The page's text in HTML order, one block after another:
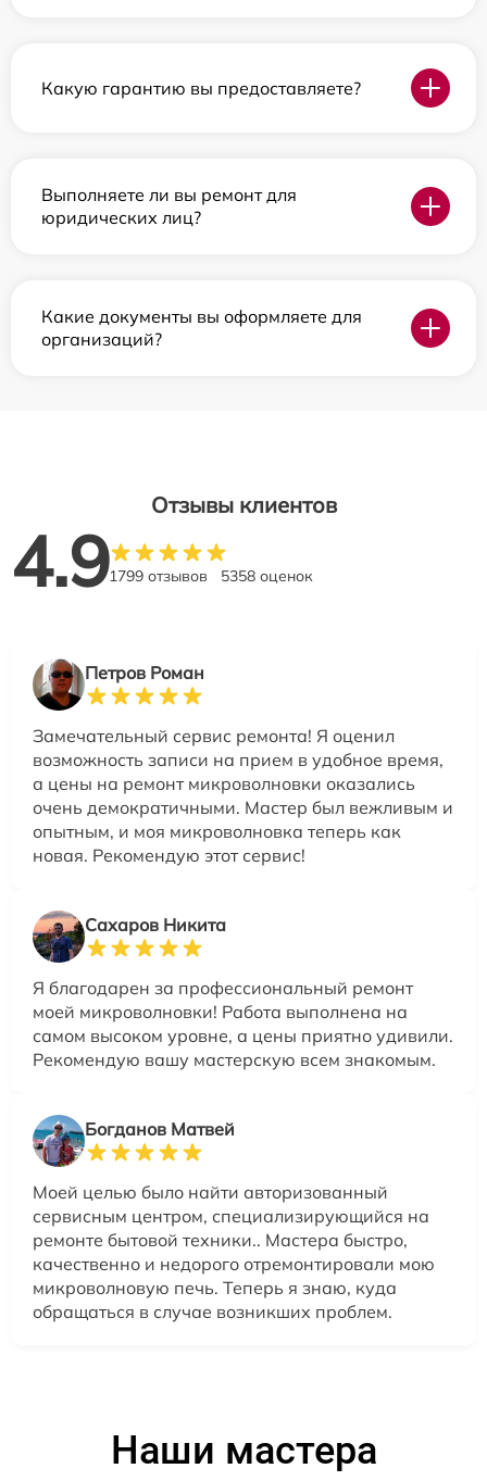
Какую гарантию вы предоставляете?
Выполняете ли вы ремонт для
юридических лиц?
Какие документы вы оформляете для
организаций?
Отзывы клиентов
4.91799 отзывов 5358 оценок
Петров Роман
Замечательный сервис ремонта! Я оценил
возможность записи на прием в удобное время,
а цены на ремонт микроволновки оказались
очень демократичными. Мастер был вежливым и
опытным, и моя микроволновка теперь как
новая. Рекомендую этот сервис!
Сахаров Никита
Я благодарен за профессиональный ремонт
моей микроволновки! Работа выполнена на
самом высоком уровне, а цены приятно удивили.
Рекомендую вашу мастерскую всем знакомым.
Богданов Матвей
Моей целью было найти авторизованный
сервисным центром, специализирующийся на
ремонте бытовой техники.. Мастера быстро,
качественно и недорого отремонтировали мою
микроволновую печь. Теперь я знаю, куда
обращаться в случае возникших проблем.
Наши мастера